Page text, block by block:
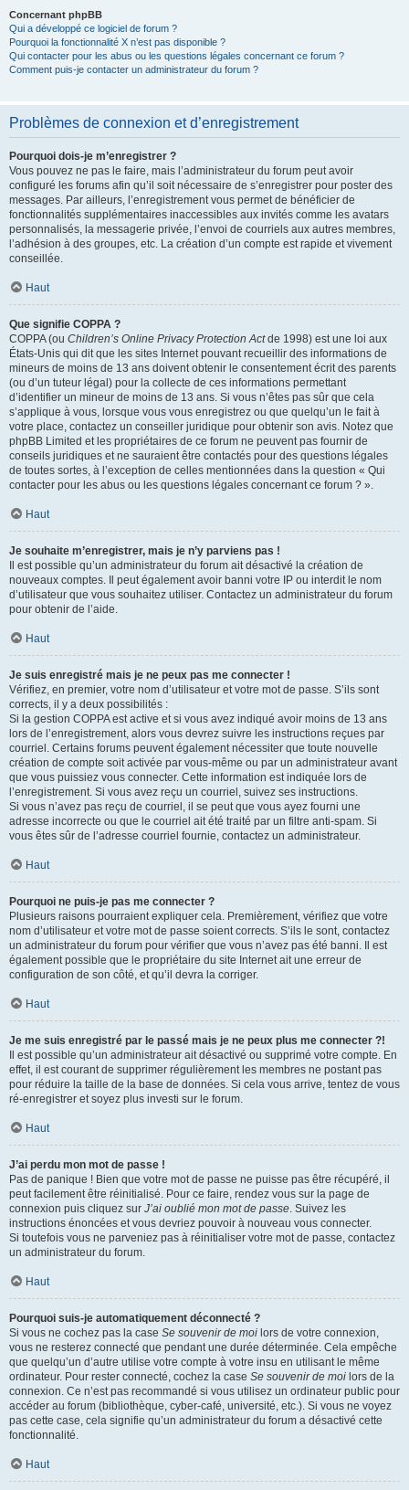
Concernant phpBB
Qui a développé ce logiciel de forum ?
Pourquoi la fonctionnalité X n’est pas disponible ?
Qui contacter pour les abus ou les questions légales concernant ce forum ?
Comment puis-je contacter un administrateur du forum ?
Problèmes de connexion et d’enregistrement
Pourquoi dois-je m’enregistrer ?
Vous pouvez ne pas le faire, mais l’administrateur du forum peut avoir
configuré les forums afin qu’il soit nécessaire de s’enregistrer pour poster des
messages. Par ailleurs, l’enregistrement vous permet de bénéficier de
fonctionnalités supplémentaires inaccessibles aux invités comme les avatars
personnalisés, la messagerie privée, l’envoi de courriels aux autres membres,
l’adhésion à des groupes, etc. La création d’un compte est rapide et vivement
conseillée.
Haut
Que signifie COPPA ?
COPPA (ou Children’s Online Privacy Protection Actde 1998) est une loi aux
États-Unis qui dit que les sites Internet pouvant recueillir des informations de
mineurs de moins de 13 ans doivent obtenir le consentement écrit des parents
(ou d’un tuteur légal) pour la collecte de ces informations permettant
d’identifier un mineur de moins de 13 ans. Si vous n’êtes pas sûr que cela
s’applique à vous, lorsque vous vous enregistrez ou que quelqu’un le fait à
votre place, contactez un conseiller juridique pour obtenir son avis. Notez que
phpBB Limited et les propriétaires de ce forum ne peuvent pas fournir de
conseils juridiques et ne sauraient être contactés pour des questions légales
de toutes sortes, à l’exception de celles mentionnées dans la question « Qui
contacter pour les abus ou les questions légales concernant ce forum ? ».
Haut
Je souhaite m’enregistrer, mais je n’y parviens pas !
Il est possible qu’un administrateur du forum ait désactivé la création de
nouveaux comptes. Il peut également avoir banni votre IP ou interdit le nom
d’utilisateur que vous souhaitez utiliser. Contactez un administrateur du forum
pour obtenir de l’aide.
Haut
Je suis enregistré mais je ne peux pas me connecter !
Vérifiez, en premier, votre nom d’utilisateur et votre mot de passe. S’ils sont
corrects, il y a deux possibilités :
Si la gestion COPPA est active et si vous avez indiqué avoir moins de 13 ans
lors de l’enregistrement, alors vous devrez suivre les instructions reçues par
courriel. Certains forums peuvent également nécessiter que toute nouvelle
création de compte soit activée par vous-même ou par un administrateur avant
que vous puissiez vous connecter. Cette information est indiquée lors de
l’enregistrement. Si vous avez reçu un courriel, suivez ses instructions.
Si vous n’avez pas reçu de courriel, il se peut que vous ayez fourni une
adresse incorrecte ou que le courriel ait été traité par un filtre anti-spam. Si
vous êtes sûr de l’adresse courriel fournie, contactez un administrateur.
Haut
Pourquoi ne puis-je pas me connecter ?
Plusieurs raisons pourraient expliquer cela. Premièrement, vérifiez que votre
nom d’utilisateur et votre mot de passe soient corrects. S’ils le sont, contactez
un administrateur du forum pour vérifier que vous n’avez pas été banni. Il est
également possible que le propriétaire du site Internet ait une erreur de
configuration de son côté, et qu’il devra la corriger.
Haut
Je me suis enregistré par le passé mais je ne peux plus me connecter ?!
Il est possible qu’un administrateur ait désactivé ou supprimé votre compte. En
effet, il est courant de supprimer régulièrement les membres ne postant pas
pour réduire la taille de la base de données. Si cela vous arrive, tentez de vous
ré-enregistrer et soyez plus investi sur le forum.
Haut
J’ai perdu mon mot de passe !
Pas de panique ! Bien que votre mot de passe ne puisse pas être récupéré, il
peut facilement être réinitialisé. Pour ce faire, rendez vous sur la page de
connexion puis cliquez sur J’ai oublié mon mot de passe. Suivez les
instructions énoncées et vous devriez pouvoir à nouveau vous connecter.
Si toutefois vous ne parveniez pas à réinitialiser votre mot de passe, contactez
un administrateur du forum.
Haut
Pourquoi suis-je automatiquement déconnecté ?
Si vous ne cochez pas la case Se souvenir de moi lors de votre connexion,
vous ne resterez connecté que pendant une durée déterminée. Cela empêche
que quelqu’un d’autre utilise votre compte à votre insu en utilisant le même
ordinateur. Pour rester connecté, cochez la case Se souvenir de moi lors de la
connexion. Ce n’est pas recommandé si vous utilisez un ordinateur public pour
accéder au forum (bibliothèque, cyber-café, université, etc.). Si vous ne voyez
pas cette case, cela signifie qu’un administrateur du forum a désactivé cette
fonctionnalité.
Haut